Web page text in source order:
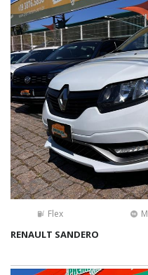
Flex
RENAULT SANDERO